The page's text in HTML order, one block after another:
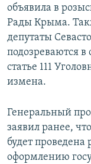
объявила в
Рады Крыма.
депутаты
подозреваются
статье 111
измена.
Генеральный
заявил ранее,
будет
оформлению